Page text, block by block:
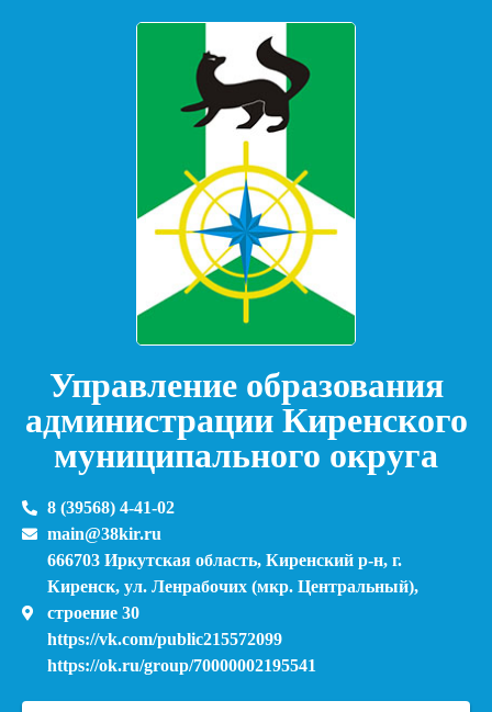
Управление образования
администрации Киренского
муниципального округа
8 (39568) 4-41-02
main@38kir.ru
666703 Иркутская область, Киренский р-н, г.
Киренск, ул. Ленрабочих (мкр. Центральный),
строение 30
https://vk.com/public215572099
https://ok.ru/group/70000002195541